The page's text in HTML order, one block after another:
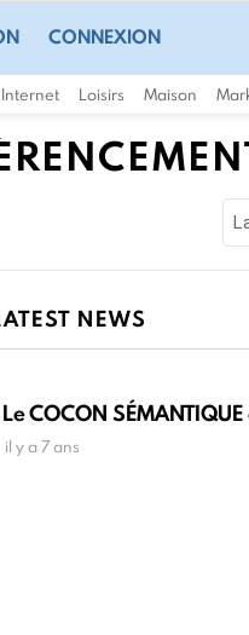
CONNEXION
Internet Loisirs Maison
NEWS
COCON SÉMANTIQUE
il y a 7 ans